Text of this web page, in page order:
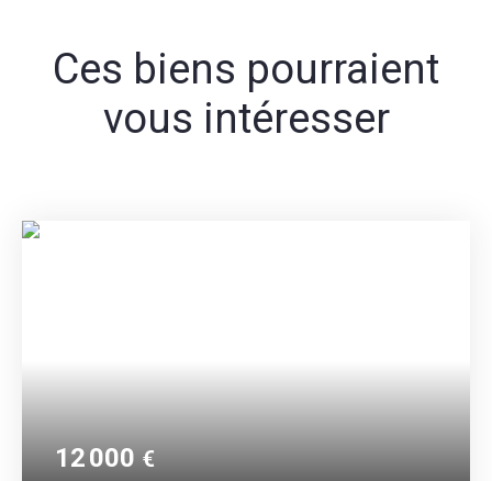
Ces biens pourraient
vous intéresser
12 000€